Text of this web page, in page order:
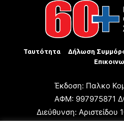
Ταυτότητα Δήλωση
Έκδοση: Παλκο
ΑΦΜ: 997975871
Διεύθυνση: